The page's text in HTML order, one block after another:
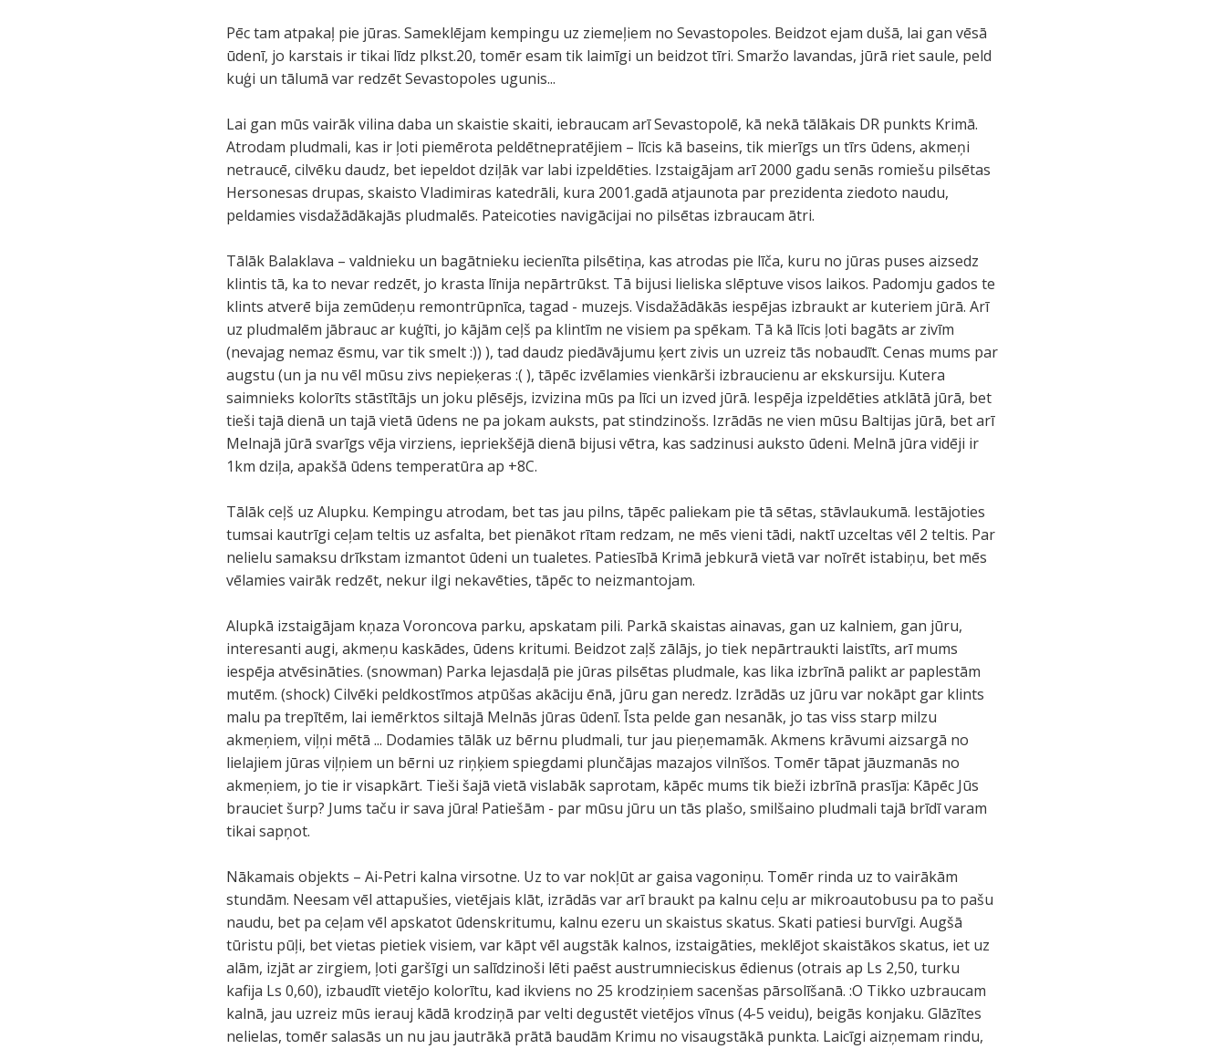
Pēc tam atpakaļ pie jūras. Sameklējam kempingu uz ziemeļiem no Sevastopoles. Beidzot ejam dušā, lai gan vēsā
ūdenī, jo karstais ir tikai līdz plkst.20, tomēr esam tik laimīgi un beidzot tīri. Smaržo lavandas, jūrā riet saule, peld
kuģi un tālumā var redzēt Sevastopoles ugunis...
Lai gan mūs vairāk vilina daba un skaistie skaiti, iebraucam arī Sevastopolē, kā nekā tālākais DR punkts Krimā.
Atrodam pludmali, kas ir ļoti piemērota peldētnepratējiem – līcis kā baseins, tik mierīgs un tīrs ūdens, akmeņi
netraucē, cilvēku daudz, bet iepeldot dziļāk var labi izpeldēties. Izstaigājam arī 2000 gadu senās romiešu pilsētas
Hersonesas drupas, skaisto Vladimiras katedrāli, kura 2001.gadā atjaunota par prezidenta ziedoto naudu,
peldamies visdažādākajās pludmalēs. Pateicoties navigācijai no pilsētas izbraucam ātri.
Tālāk Balaklava – valdnieku un bagātnieku iecienīta pilsētiņa, kas atrodas pie līča, kuru no jūras puses aizsedz
klintis tā, ka to nevar redzēt, jo krasta līnija nepārtrūkst. Tā bijusi lieliska slēptuve visos laikos. Padomju gados te
klints atverē bija zemūdeņu remontrūpnīca, tagad - muzejs. Visdažādākās iespējas izbraukt ar kuteriem jūrā. Arī
uz pludmalēm jābrauc ar kuģīti, jo kājām ceļš pa klintīm ne visiem pa spēkam. Tā kā līcis ļoti bagāts ar zivīm
(nevajag nemaz ēsmu, var tik smelt :)) ), tad daudz piedāvājumu ķert zivis un uzreiz tās nobaudīt. Cenas mums par
augstu (un ja nu vēl mūsu zivs nepieķeras :( ), tāpēc izvēlamies vienkārši izbraucienu ar ekskursiju. Kutera
saimnieks kolorīts stāstītājs un joku plēsējs, izvizina mūs pa līci un izved jūrā. Iespēja izpeldēties atklātā jūrā, bet
tieši tajā dienā un tajā vietā ūdens ne pa jokam auksts, pat stindzinošs. Izrādās ne vien mūsu Baltijas jūrā, bet arī
Melnajā jūrā svarīgs vēja virziens, iepriekšējā dienā bijusi vētra, kas sadzinusi auksto ūdeni. Melnā jūra vidēji ir
1km dziļa, apakšā ūdens temperatūra ap +8C.
Tālāk ceļš uz Alupku. Kempingu atrodam, bet tas jau pilns, tāpēc paliekam pie tā sētas, stāvlaukumā. Iestājoties
tumsai kautrīgi ceļam teltis uz asfalta, bet pienākot rītam redzam, ne mēs vieni tādi, naktī uzceltas vēl 2 teltis. Par
nelielu samaksu drīkstam izmantot ūdeni un tualetes. Patiesībā Krimā jebkurā vietā var noīrēt istabiņu, bet mēs
vēlamies vairāk redzēt, nekur ilgi nekavēties, tāpēc to neizmantojam.
Alupkā izstaigājam kņaza Voroncova parku, apskatam pili. Parkā skaistas ainavas, gan uz kalniem, gan jūru,
interesanti augi, akmeņu kaskādes, ūdens kritumi. Beidzot zaļš zālājs, jo tiek nepārtraukti laistīts, arī mums
iespēja atvēsināties. (snowman) Parka lejasdaļā pie jūras pilsētas pludmale, kas lika izbrīnā palikt ar paplestām
mutēm. (shock) Cilvēki peldkostīmos atpūšas akāciju ēnā, jūru gan neredz. Izrādās uz jūru var nokāpt gar klints
malu pa trepītēm, lai iemērktos siltajā Melnās jūras ūdenī. Īsta pelde gan nesanāk, jo tas viss starp milzu
akmeņiem, viļņi mētā ... Dodamies tālāk uz bērnu pludmali, tur jau pieņemamāk. Akmens krāvumi aizsargā no
lielajiem jūras viļņiem un bērni uz riņķiem spiegdami plunčājas mazajos vilnīšos. Tomēr tāpat jāuzmanās no
akmeņiem, jo tie ir visapkārt. Tieši šajā vietā vislabāk saprotam, kāpēc mums tik bieži izbrīnā prasīja: Kāpēc Jūs
brauciet šurp? Jums taču ir sava jūra! Patiešām - par mūsu jūru un tās plašo, smilšaino pludmali tajā brīdī varam
tikai sapņot.
Nākamais objekts – Ai-Petri kalna virsotne. Uz to var nokļūt ar gaisa vagoniņu. Tomēr rinda uz to vairākām
stundām. Neesam vēl attapušies, vietējais klāt, izrādās var arī braukt pa kalnu ceļu ar mikroautobusu pa to pašu
naudu, bet pa ceļam vēl apskatot ūdenskritumu, kalnu ezeru un skaistus skatus. Skati patiesi burvīgi. Augšā
tūristu pūļi, bet vietas pietiek visiem, var kāpt vēl augstāk kalnos, izstaigāties, meklējot skaistākos skatus, iet uz
alām, izjāt ar zirgiem, ļoti garšīgi un salīdzinoši lēti paēst austrumnieciskus ēdienus (otrais ap Ls 2,50, turku
kafija Ls 0,60), izbaudīt vietējo kolorītu, kad ikviens no 25 krodziņiem sacenšas pārsolīšanā. :O Tikko uzbraucam
kalnā, jau uzreiz mūs ierauj kādā krodziņā par velti degustēt vietējos vīnus (4-5 veidu), beigās konjaku. Glāzītes
nelielas, tomēr salasās un nu jau jautrākā prātā baudām Krimu no visaugstākā punkta. Laicīgi aizņemam rindu,